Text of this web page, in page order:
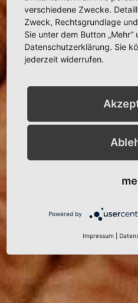
verschiedene Zwecke.
Zweck, Rechtsgrundlage
Sie unter dem Button „Mehr“
Datenschutzerklärung. Sie
jederzeit widerrufen.
Powered by
Impressum